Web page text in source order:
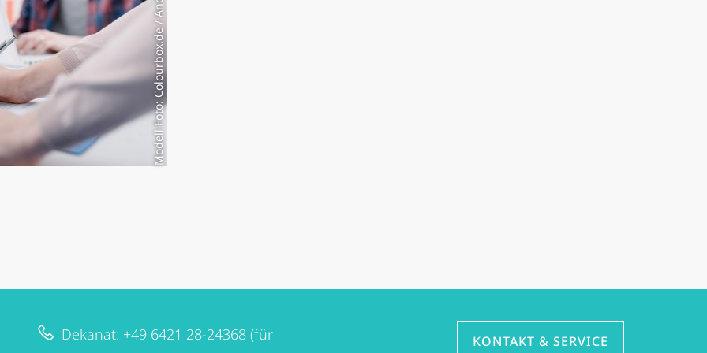
Dekanat: +49 6421 28-24368 (für
KONTAKT & SERVICE